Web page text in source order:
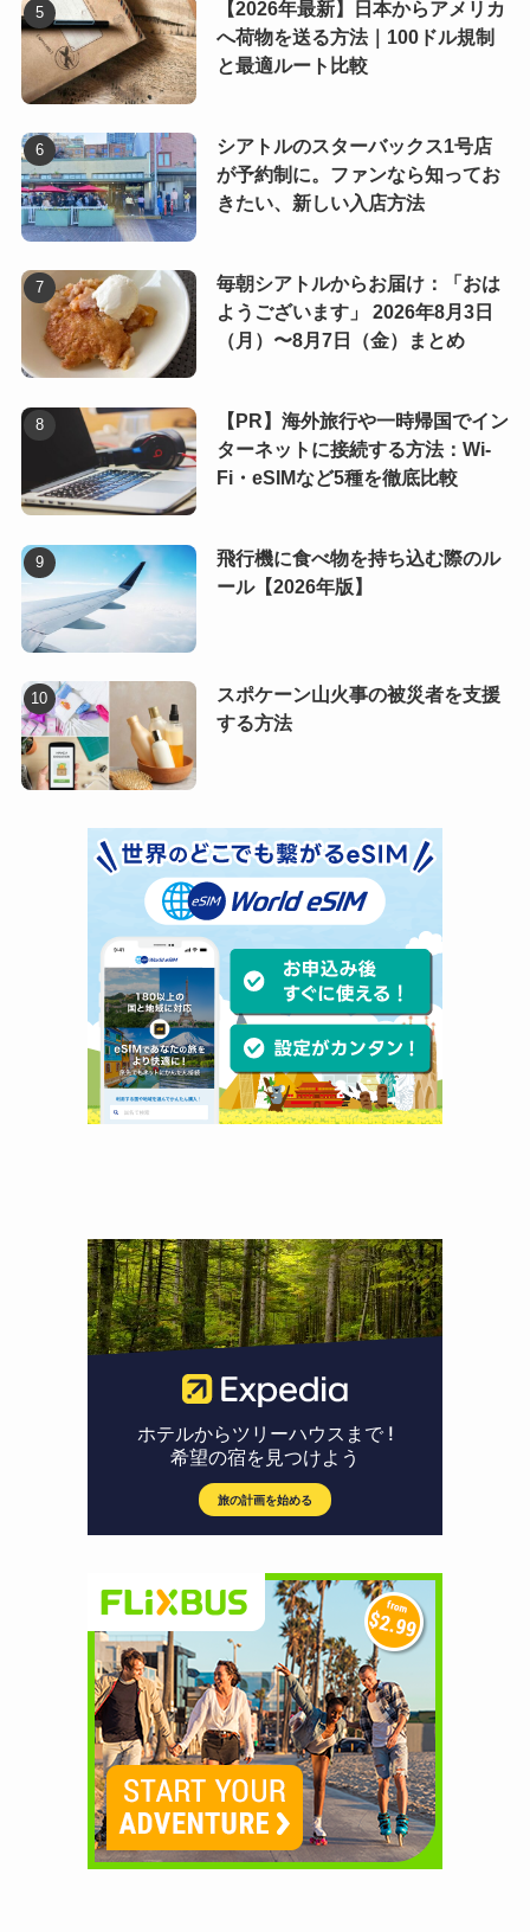
【2026年最新】日本からアメリカ
へ荷物を送る方法｜100ドル規制
と最適ルート比較
シアトルのスターバックス1号店
が予約制に。ファンなら知ってお
きたい、新しい入店方法
毎朝シアトルからお届け：「おは
ようございます」 2026年8月3日
（月）〜8月7日（金）まとめ
【PR】海外旅行や一時帰国でイン
ターネットに接続する方法：Wi-
Fi・eSIMなど5種を徹底比較
飛行機に食べ物を持ち込む際のル
ール【2026年版】
スポケーン山火事の被災者を支援
する方法